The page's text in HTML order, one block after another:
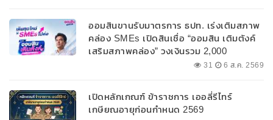
ออมสินขานรับมาตรการ ธปท. เร่งเติมสภาพ
คล่อง SMEs เปิดสินเชื่อ “ออมสิน เติมตังค์
เสริมสภาพคล่อง” วงเงินรวม 2,000
ลบ.สนับสนุนเงินทุนหมุนเวียนวงเงินกู้สูงสุด
31 6 ส.ค. 2569
เปิดหลักเกณฑ์ ข้าราชการ เออลี่รีไทร์
เกษียณอายุก่อนกำหนด 2569